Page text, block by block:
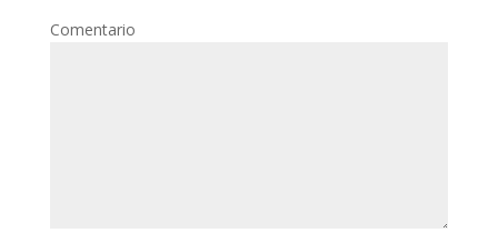
Comentario